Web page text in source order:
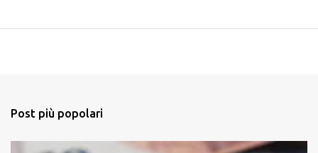
Post più popolari